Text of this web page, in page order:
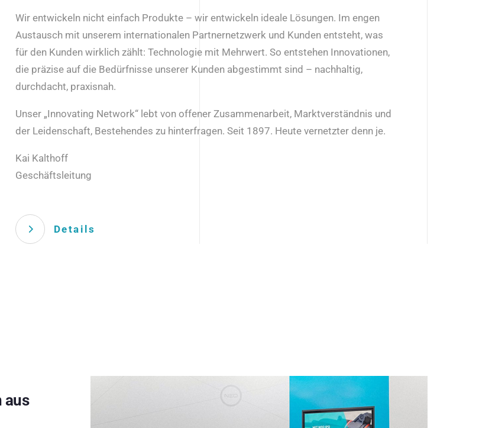
Wir entwickeln nicht einfach Produkte – wir entwickeln ideale Lösungen. Im engen
Austausch mit unserem internationalen Partnernetzwerk und Kunden entsteht, was
für den Kunden wirklich zählt: Technologie mit Mehrwert. So entstehen Innovationen,
die präzise auf die Bedürfnisse unserer Kunden abgestimmt sind – nachhaltig,
durchdacht, praxisnah.
Unser „Innovating Network“ lebt von offener Zusammenarbeit, Marktverständnis und
der Leidenschaft, Bestehendes zu hinterfragen. Seit 1897. Heute vernetzter denn je.
Kai Kalthoff
Geschäftsleitung
Details
aus